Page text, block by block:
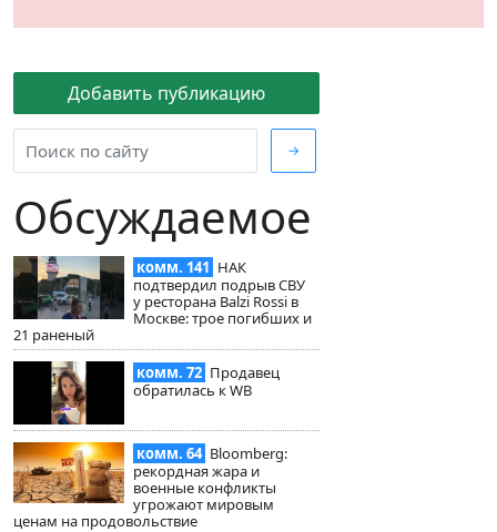
Добавить публикацию
→
Обсуждаемое
комм. 141 НАК
подтвердил подрыв СВУ
у ресторана Balzi Rossi в
Москве: трое погибших и
21 раненый
комм. 72 Продавец
обратилась к WB
комм. 64 Bloomberg:
рекордная жара и
военные конфликты
угрожают мировым
ценам на продовольствие